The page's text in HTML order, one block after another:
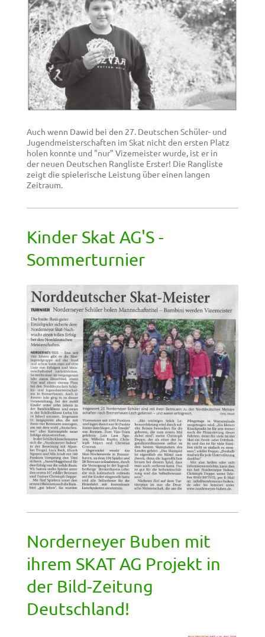
Auch wenn Dawid bei den 27. Deutschen Schüler- und
Jugendmeisterschaften im Skat nicht den ersten Platz
holen konnte und "nur" Vizemeister wurde, ist er in
der neuen Deutschen Rangliste Erster! Die Rangliste
zeigt die spielerische Leistung über einen langen
Zeitraum.
Kinder Skat AG'S -
Sommerturnier
Norderneyer Buben mit
ihrem SKAT AG Projekt in
der Bild-Zeitung
Deutschland!